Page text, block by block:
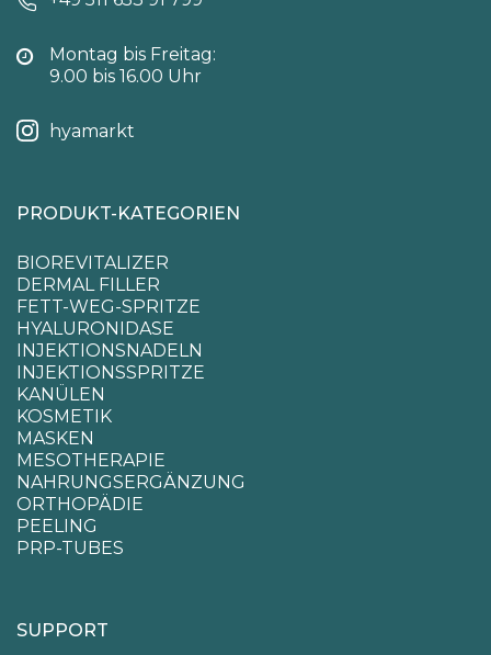
Montag bis Freitag:
9.00 bis 16.00 Uhr
hyamarkt
PRODUKT-KATEGORIEN
BIOREVITALIZER
DERMAL FILLER
FETT-WEG-SPRITZE
HYALURONIDASE
INJEKTIONSNADELN
INJEKTIONSSPRITZE
KANÜLEN
KOSMETIK
MASKEN
MESOTHERAPIE
NAHRUNGSERGÄNZUNG
ORTHOPÄDIE
PEELING
PRP-TUBES
SUPPORT